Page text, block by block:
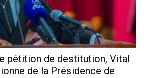
pétition de destitution, Vital
de la Présidence de